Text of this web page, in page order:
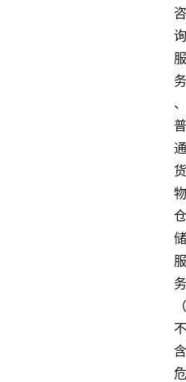
咨
询
服
务
、
普
通
货
物
仓
储
服
务
（
不
含
危